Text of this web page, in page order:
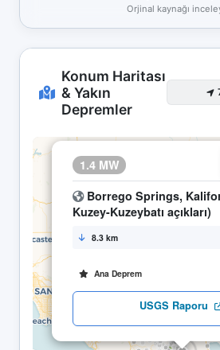
Orjinal kaynağı
Konum Haritası
& Yakın
Depremler
1.4 MW
Borrego Springs,
Kuzey-Kuzeybatı açıkları)
8.3 km
Ana Deprem
USGS Raporu